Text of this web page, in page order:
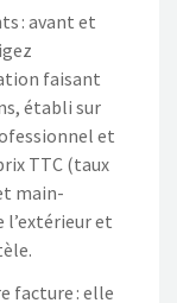
: avant et
faisant
établi sur
et
TTC (taux
main-
et
facture : elle